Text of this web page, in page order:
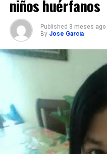
niños huérfanos
Published 3 meses ago
By Jose Garcia